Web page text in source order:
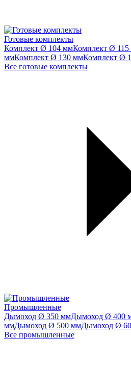
Готовые комплекты
Комплект Ø 104 ммКомплект Ø
ммКомплект Ø 130 ммКомплект Ø
Все готовые комплекты
Промышленные
Дымоход Ø 350 ммДымоход Ø 400
ммДымоход Ø 500 ммДымоход Ø
Все промышленные